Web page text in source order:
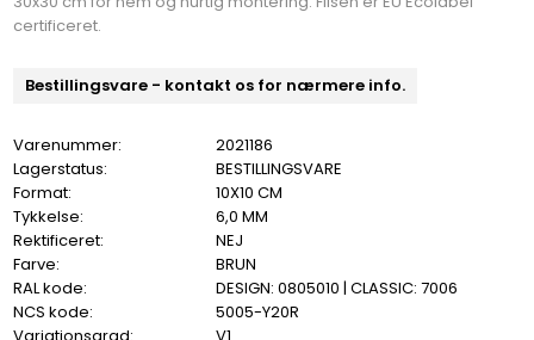
certificeret.
Bestillingsvare - kontakt os for nærmere info.
Varenummer:
2021186
Lagerstatus:
BESTILLINGSVARE
Format:
10X10 CM
Tykkelse:
6,0 MM
Rektificeret:
NEJ
Farve:
BRUN
RAL kode:
DESIGN: 0805010 | CLASSIC: 7006
NCS kode:
5005-Y20R